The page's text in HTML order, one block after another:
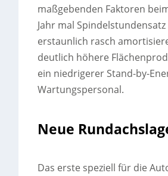
maßgebenden Faktoren
Jahr mal
erstaunlich rasch
deutlich höhere
ein niedrigerer Stand-by-
Wartungspersonal.
Neue
Das erste speziell für die